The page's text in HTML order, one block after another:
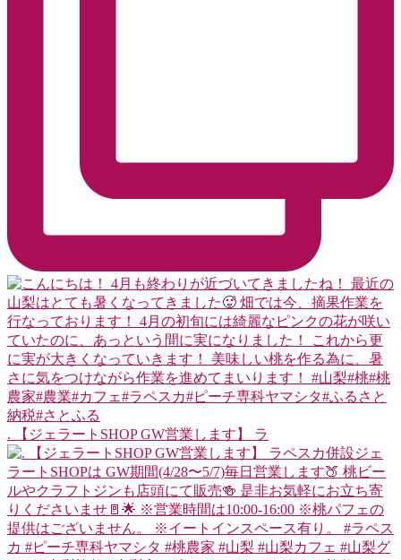
. 【ジェラートSHOP GW営業します】 ラ